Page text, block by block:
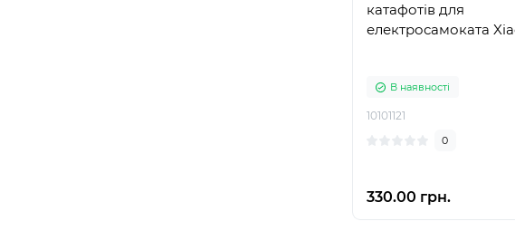
катафотів для
електросамоката
В наявності
10101121
0
330.00 грн.